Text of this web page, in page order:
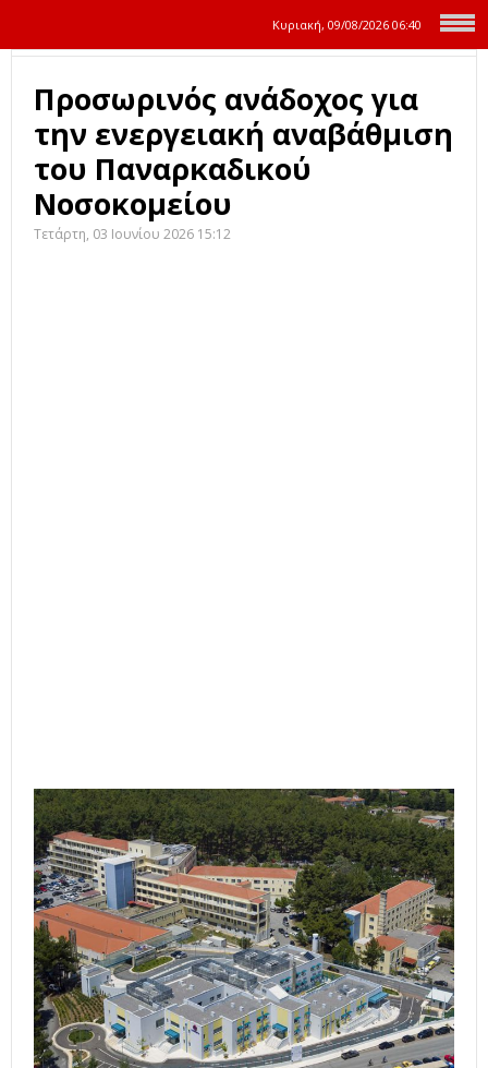
Κυριακή, 09/08/2026 06:41
Προσωρινός ανάδοχος για
την ενεργειακή αναβάθμιση
του Παναρκαδικού
Νοσοκομείου
Τετάρτη, 03 Ιουνίου 2026 15:12